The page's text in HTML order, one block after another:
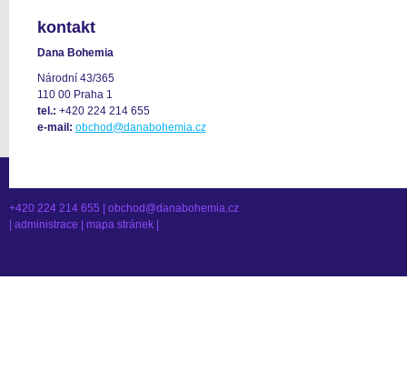
kontakt
Dana Bohemia
Národní 43/365
110 00 Praha 1
tel.: +420 224 214 655
e-mail: obchod@danabohemia.cz
+420 224 214 655 | obchod@danabohemia.cz
administrace mapa stránek|